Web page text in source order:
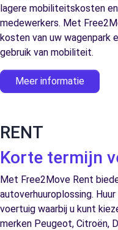
lagere mobiliteitskosten
medewerkers. Met
kosten van uw wagenpark
gebruik van mobiliteit.
Meer informatie
RENT
Korte termijn
Met Free2Move Rent
autoverhuuroplossing.
voertuig waarbij u kunt
merken Peugeot, Citroën,